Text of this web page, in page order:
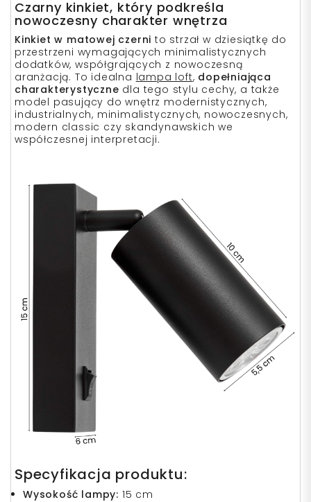
Czarny kinkiet, który podkreśla
nowoczesny charakter wnętrza
Kinkiet w matowej czerni to strzał w dziesiątkę do
przestrzeni wymagających minimalistycznych
dodatków, współgrających z nowoczesną
aranżacją. To idealna lampa loft, dopełniająca
charakterystyczne dla tego stylu cechy, a także
model pasujący do wnętrz modernistycznych,
industrialnych, minimalistycznych, nowoczesnych,
modern classic czy skandynawskich we
współczesnej interpretacji.
Specyfikacja produktu:
Wysokość lampy: 15 cm